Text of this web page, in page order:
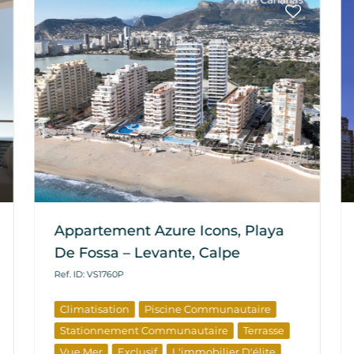
Appartement Azure Icons, Playa
De Fossa – Levante, Calpe
Ref. ID: VS1760P
Climatisation
Piscine Communautaire
Stationnement Communautaire
Terrasse